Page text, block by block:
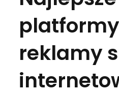
reklamy